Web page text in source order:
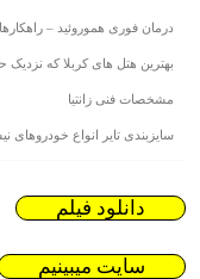
درمان فوری هموروئید –
بهترین هتل های کربلا که نزدیک
مشخصات فنی زانتیا
سایزبندی تایر انواع خودروهای
دانلود فیلم
سایت میبینیم